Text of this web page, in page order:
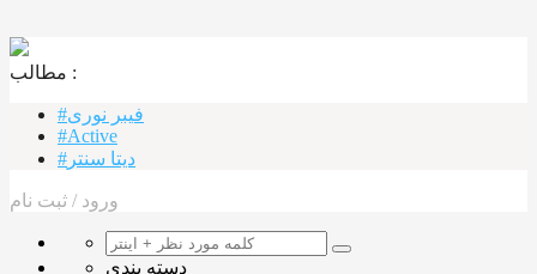
مطالب :‌ ‌‌
#فیبر نوری
#Active
#دیتا سنتر
ورود / ثبت نام
دسته بندی